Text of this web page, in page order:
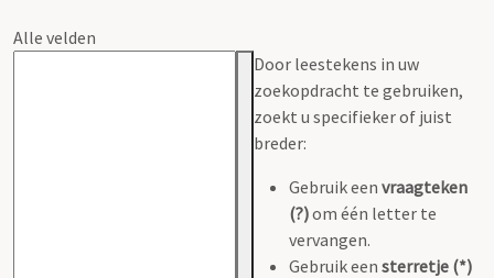
Alle velden
Door leestekens in uw
zoekopdracht te gebruiken,
zoekt u specifieker of juist
breder:
Gebruik een vraagteken
(?)om één letter te
vervangen.
Gebruik een sterretje (*)